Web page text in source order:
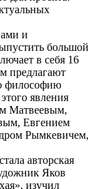
и
большой
в себя 16
предлагают
философию
явления
Матвеевым,
Евгением
Рымкевичем,
авторская
Яков
изучил